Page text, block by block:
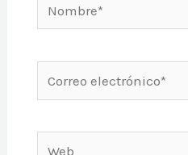
electrónico*